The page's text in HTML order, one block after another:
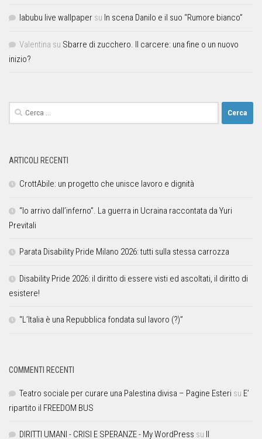
labubu live wallpaper su In scena Danilo e il suo “Rumore bianco”
Valentina su Sbarre di zucchero. Il carcere: una fine o un nuovo
inizio?
ARTICOLI RECENTI
CrottAbile: un progetto che unisce lavoro e dignità
“Io arrivo dall’inferno”. La guerra in Ucraina raccontata da Yuri
Previtali
Parata Disability Pride Milano 2026: tutti sulla stessa carrozza
Disability Pride 2026: il diritto di essere visti ed ascoltati, il diritto di
esistere!
“L’Italia è una Repubblica fondata sul lavoro (?)”
COMMENTI RECENTI
Teatro sociale per curare una Palestina divisa – Pagine Esteri su E’
ripartito il FREEDOM BUS
DIRITTI UMANI - CRISI E SPERANZE - My WordPress su Il